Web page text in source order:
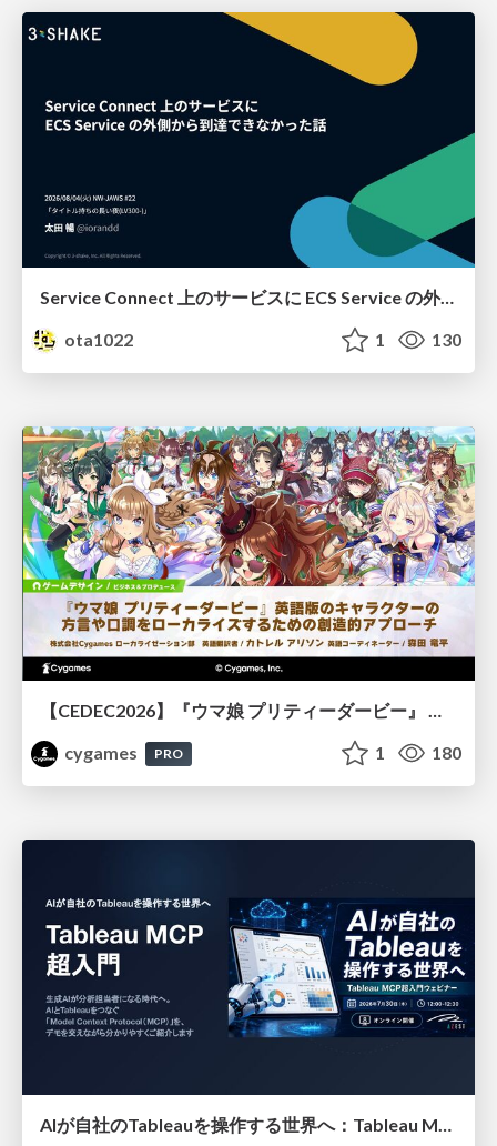
Service Connect 上のサービスに ECS Service の外側から到達できなかった話
ota1022
1 130
【CEDEC2026】『ウマ娘 プリティーダービー』 英語版のキャラクターの方言や口調をローカライズするための創造的アプローチ
cygames
PRO 1 180